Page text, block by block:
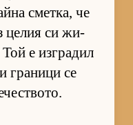
смет­ка, че
це­лия си жи­
Той е из­г­ра­дил
гра­ници се